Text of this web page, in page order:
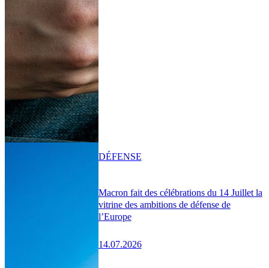
Macron fait des célébrations du 14 Juillet la
vitrine des ambitions de défense de
l’Europe
14.07.2026
DÉFENSE